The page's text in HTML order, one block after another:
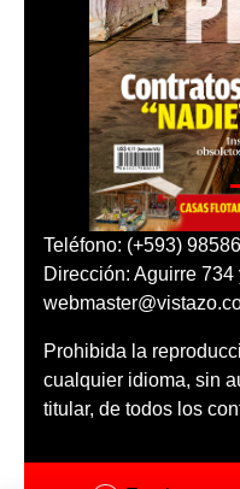
Teléfono: (+593)
Dirección: Aguirre
Prohibida la
cualquier idioma, sin
titular, de todos los